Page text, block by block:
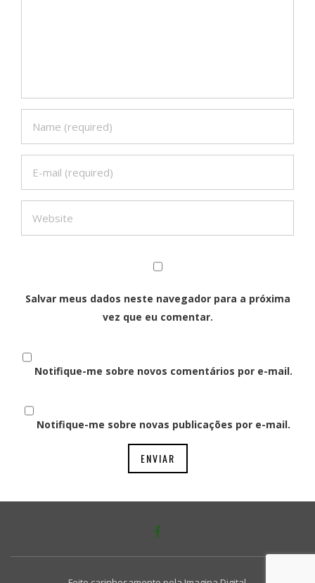
Salvar meus dados neste navegador para a próxima
vez que eu comentar.
Notifique-me sobre novos comentários por e-mail.
Notifique-me sobre novas publicações por e-mail.